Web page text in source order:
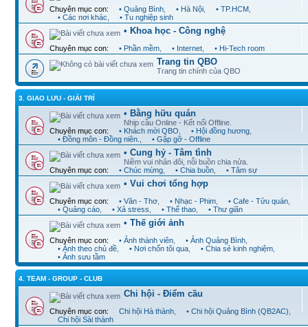
Chuyên mục con: • Quảng Bình • Hà Nội • TP.HCM
• Các nơi khác
• Tu nghiệp sinh
• Khoa học - Công nghệ
Chuyên mục con: • Phần mềm • Internet • Hi-Tech room
Trang tin QBO
Trang tin chính của QBO
3. GIAO LƯU - GIẢI TRÍ
• Bằng hữu quán
Nhịp cầu Online - Kết nối Offline.
Chuyên mục con:
• Khách mời QBO • Hội đồng hương
• Đồng môn - Đồng niên.
• Gặp gỡ - Offline
• Cung hỷ - Tâm tình
Niềm vui nhân đôi, nỗi buồn chia nửa.
Chuyên mục con:
• Chúc mừng • Chia buồn • Tâm sự
• Vui chơi tổng hợp
Chuyên mục con: • Văn - Thơ • Nhạc - Phim • Cafe - Tửu quán
• Quảng cáo
• Xả stress • Thể thao • Thư giãn
• Thế giới ảnh
Chuyên mục con: • Ảnh thành viên • Ảnh Quảng Bình
• Ảnh theo chủ đề
• Nơi chốn tôi qua • Chia sẻ kinh nghiệm
• Ảnh sưu tầm
4. TEAM - GROUP - CLUB
Chi hội - Điểm cầu
Chuyên mục con: Chi hội Hà thành • Chi hội Quảng Bình (QB2AC)
Chi hội Sài thành